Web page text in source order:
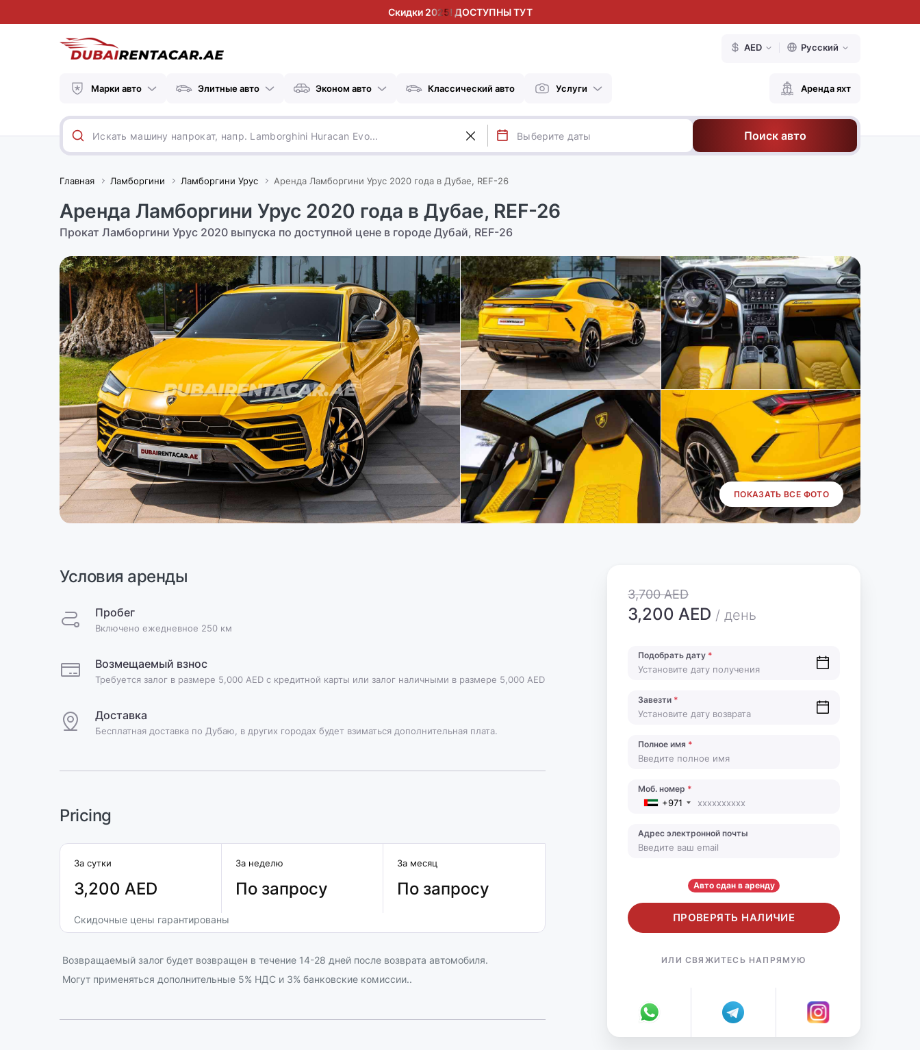
Скидки 2025! ДОСТУПНЫ ТУТ
AED Русский
Марки авто Элитные авто Эконом авто Классический авто Услуги Аренда яхт
Поиск авто
Главная Ламборгини Ламборгини Урус Аренда Ламборгини Урус 2020 года в Дубае, REF-26
Аренда Ламборгини Урус 2020 года в Дубае, REF-26
Прокат Ламборгини Урус 2020 выпуска по доступной цене в городе Дубай, REF-26
ПОКАЗАТЬ ВСЕ ФОТО
Условия аренды
Пробег
Включено ежедневное 250 км
Возмещаемый взнос
Требуется залог в размере 5,000 AED с кредитной карты или залог наличными в размере 5,000 AED
Доставка
Бесплатная доставка по Дубаю, в других городах будет взиматься дополнительная плата.
Pricing
За сутки
3,200 AED
За неделю
По запросу
За месяц
По запросу
Скидочные цены гарантированы
Возвращаемый залог будет возвращен в течение 14-28 дней после возврата автомобиля.
Могут применяться дополнительные 5% НДС и 3% банковские комиссии..
3,700 AED
3,200 AED / день
Подобрать дату *
Завезти *
Полное имя *
Моб. номер *
+971
Адрес электронной почты
Авто сдан в аренду
ПРОВЕРЯТЬ НАЛИЧИЕ
ИЛИ СВЯЖИТЕСЬ НАПРЯМУЮ